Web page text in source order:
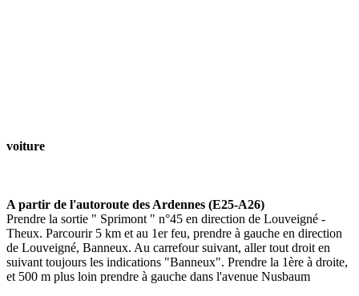
voiture
A partir de l'autoroute des Ardennes (E25-A26)
Prendre la sortie " Sprimont " n°45 en direction de Louveigné -
Theux. Parcourir 5 km et au 1er feu, prendre à gauche en direction
de Louveigné, Banneux. Au carrefour suivant, aller tout droit en
suivant toujours les indications "Banneux". Prendre la 1ère à droite,
et 500 m plus loin prendre à gauche dans l'avenue Nusbaum